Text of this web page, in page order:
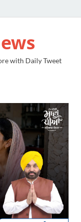
with Daily Tweet